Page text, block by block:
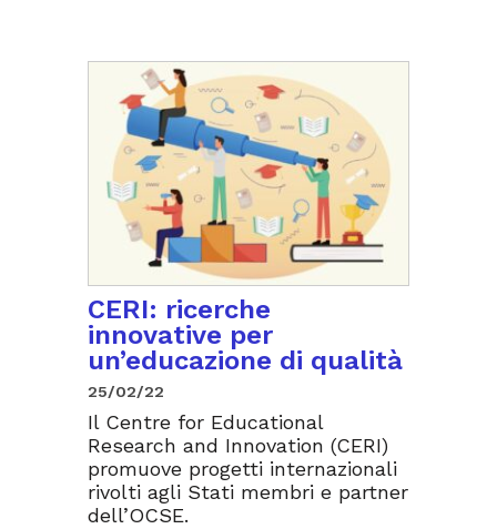
CERI: ricerche
innovative per
un’educazione di qualità
25/02/22
Il Centre for Educational
Research and Innovation (CERI)
promuove progetti internazionali
rivolti agli Stati membri e partner
dell’OCSE.